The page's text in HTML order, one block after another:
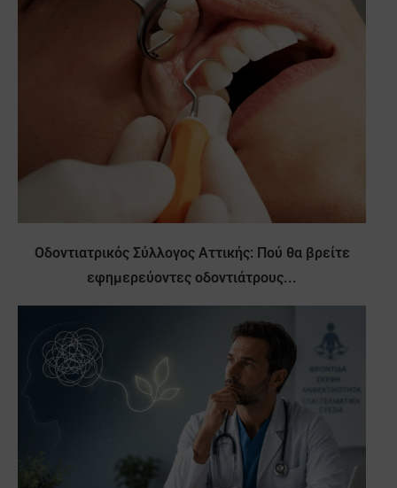
Οδοντιατρικός Σύλλογος Αττικής: Πού θα βρείτε
εφημερεύοντες οδοντιάτρους...